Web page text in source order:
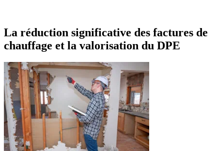
La réduction significative des factures de
chauffage et la valorisation du DPE